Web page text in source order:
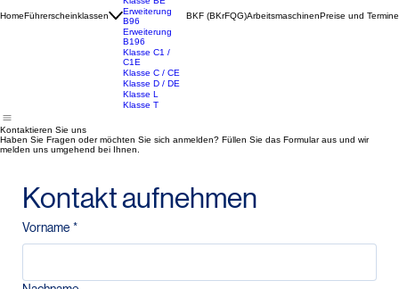
Klasse B197
Klasse BE
Erweiterung
B96
Erweiterung
B196
Klasse C1 /
C1E
Klasse C / CE
Klasse D / DE
Klasse L
Kontaktieren Sie uns
Haben Sie Fragen oder möchten Sie sich anmelden? Füllen Sie das Formular aus und wir
Kontakt aufnehmen
Vorname *